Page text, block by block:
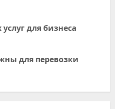
для бизнеса
для перевозки